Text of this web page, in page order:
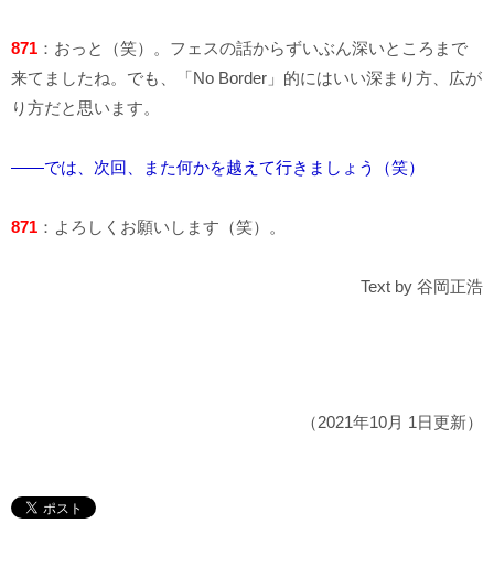
871 ：おっと（笑）。フェスの話からずいぶん深いところまで
来てましたね。でも、「No Border」的にはいい深まり方、広が
り方だと思います。
――では、次回、また何かを越えて行きましょう（笑）
871 ：よろしくお願いします（笑）。
Text by 谷岡正浩
（2021年10月 1日更新）